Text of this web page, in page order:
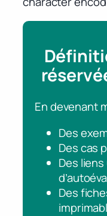
En devenant
Des
Des cas
Des
Des